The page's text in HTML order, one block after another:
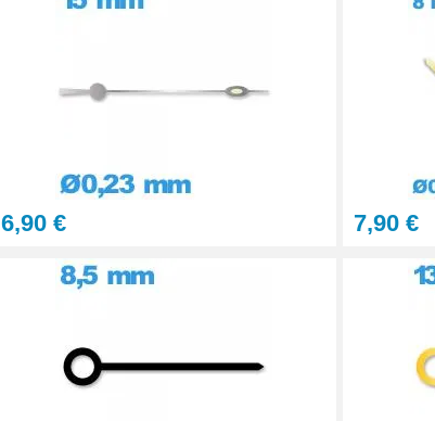
6,90 € 7,90 €